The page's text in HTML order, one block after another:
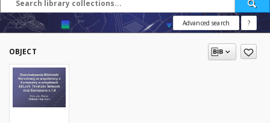
Advanced search ?
OBJECT